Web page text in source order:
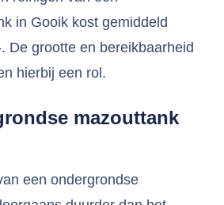
in Gooik kost gemiddeld
De grootte en bereikbaarheid
hierbij een rol.
mazouttank
een ondergrondse